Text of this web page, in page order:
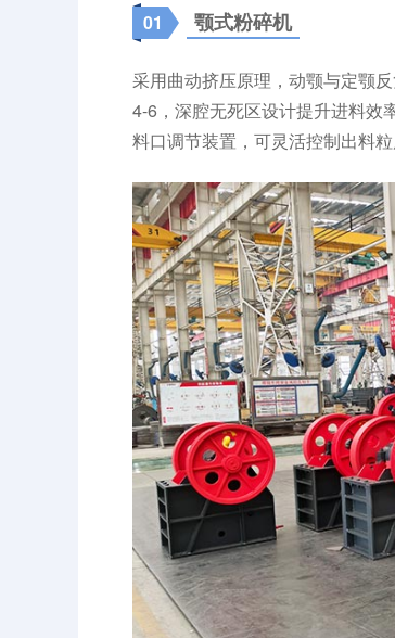
01 颚式粉碎机
采用曲动挤压原理，动颚与定颚
4-6，深腔无死区设计提升进料效
料口调节装置，可灵活控制出料